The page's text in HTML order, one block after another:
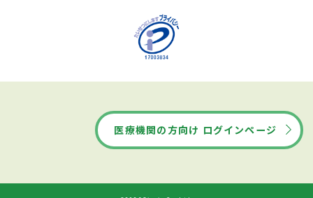
医療機関の方向け ログインページ